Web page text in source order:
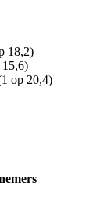
18,2)
op 20,4)